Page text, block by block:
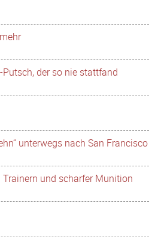
Putsch, der so nie stattfand
unterwegs nach San Francisco
Trainern und scharfer Munition